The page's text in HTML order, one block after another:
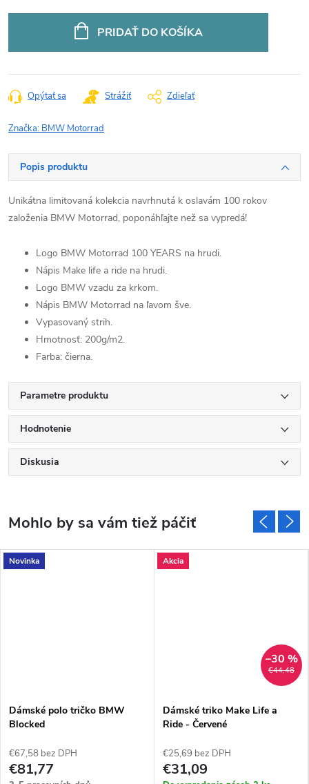
PRIDAŤ DO KOŠÍKA
Opýtať sa Strážiť Zdieľať
Značka: BMW Motorrad
Popis produktu
Unikátna limitovaná kolekcia navrhnutá k oslavám 100 rokov
založenia BMW Motorrad, poponáhľajte než sa vypredá!
Logo BMW Motorrad 100 YEARS na hrudi.
Nápis Make life a ride na hrudi.
Logo BMW vzadu za krkom.
Nápis BMW Motorrad na ľavom šve.
Vypasovaný strih.
Hmotnosť: 200g/m2.
Farba: čierna.
Parametre produktu
Hodnotenie
Diskusia
Novinka
Dámské polo tričko BMW
Blocked
€67,58 bez DPH
€81,77
Akcia
€44,48
–30 %
Dámské triko Make Life a
Ride - Červené
€25,69 bez DPH
€31,09